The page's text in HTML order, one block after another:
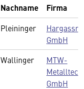
Nachname Firma
Pleininger
GmbH
Wallinger
MTW-
GmbH